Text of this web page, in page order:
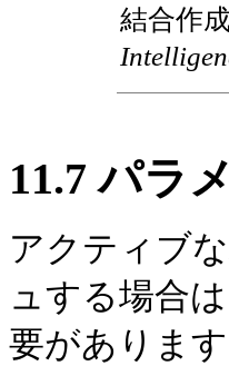
結合作
11.7 パラ
アクティブ
ュする場合
要がありま